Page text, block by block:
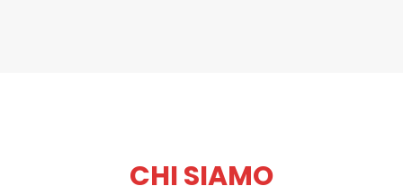
CHI SIAMO